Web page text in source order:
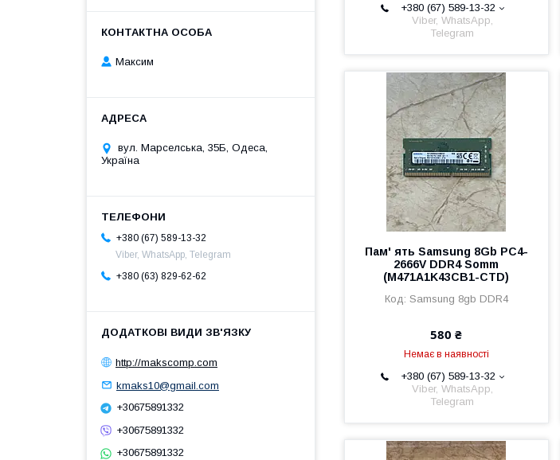
+380 (67) 589-13-32
Viber, WhatsApp,
Telegram
Пам' ять Samsung 8Gb PC4-
2666V DDR4 Somm
(M471A1K43CB1-CTD)
Samsung 8gb DDR4
580 ₴
Немає в наявності
+380 (67) 589-13-32
Viber, WhatsApp,
Telegram
Максим
вул. Марселська, 35Б, Одеса,
Україна
+380 (67) 589-13-32
Viber, WhatsApp, Telegram
+380 (63) 829-62-62
http://makscomp.com
kmaks10@gmail.com
+30675891332
+30675891332
+30675891332